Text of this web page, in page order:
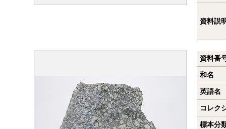
資料説
資料番
和名
英語名
コレク
標本分